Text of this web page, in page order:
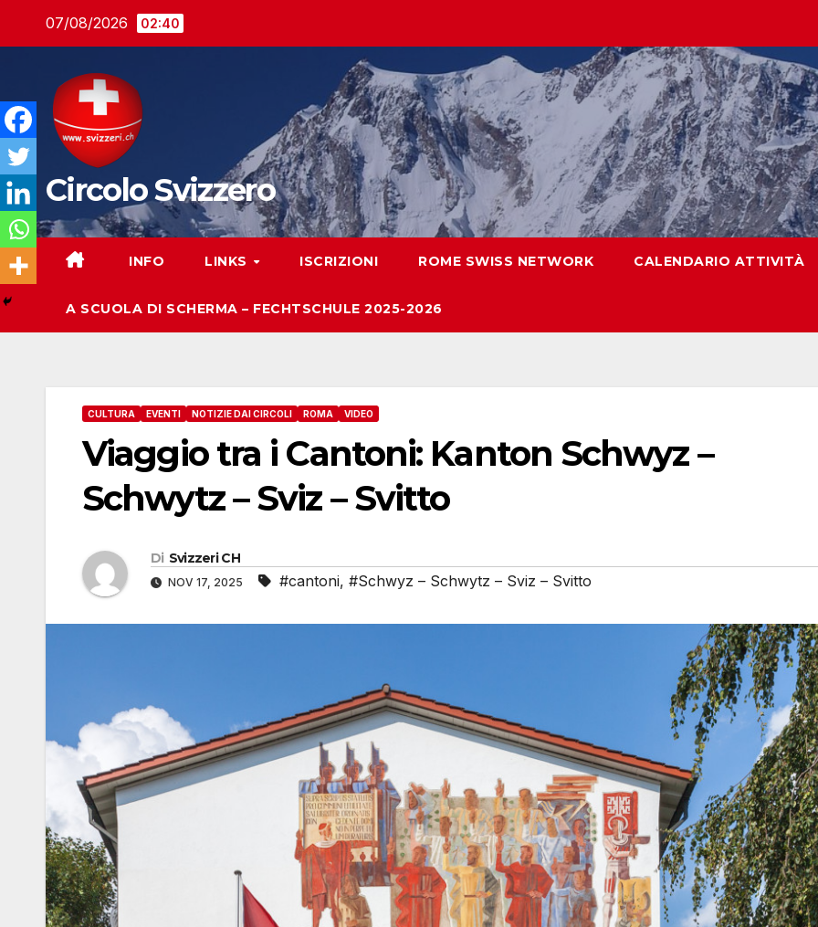
07/08/2026 02:40
Circolo Svizzero
INFO LINKS ISCRIZIONI ROME SWISS NETWORK CALENDARIO ATTIVITÀ
A SCUOLA DI SCHERMA – FECHTSCHULE 2025-2026
CULTURA EVENTI NOTIZIE DAI CIRCOLI ROMA VIDEO
Viaggio tra i Cantoni: Kanton Schwyz –
Schwytz – Sviz – Svitto
Di Svizzeri CH
NOV 17, 2025 #cantoni, #Schwyz – Schwytz – Sviz – Svitto